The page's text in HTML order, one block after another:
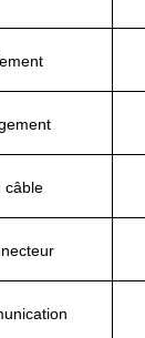
câble